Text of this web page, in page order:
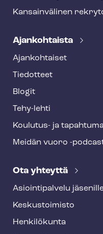
Kansainvälinen
Ajankohtaista
Ajankohtaiset
Tiedotteet
Blogit
Tehy-lehti
Koulutus- ja
Meidän vuoro -
Ota yhteyttä
Asioin­ti­pal­ve­lu
Keskustoimisto
Henkilökunta